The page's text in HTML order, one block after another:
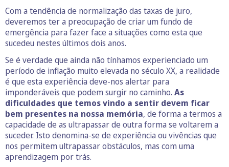
Com a tendência de normalização das taxas de juro,
deveremos ter a preocupação de criar um fundo de
emergência para fazer face a situações como esta que
sucedeu nestes últimos dois anos.
Se é verdade que ainda não tínhamos experienciado um
período de inflação muito elevada no século XX, a realidade
é que esta experiência deve-nos alertar para
imponderáveis que podem surgir no caminho. As
dificuldades que temos vindo a sentir devem ficar
bem presentes na nossa memória, de forma a termos a
capacidade de as ultrapassar de outra forma se voltarem a
suceder. Isto denomina-se de experiência ou vivências que
nos permitem ultrapassar obstáculos, mas com uma
aprendizagem por trás.